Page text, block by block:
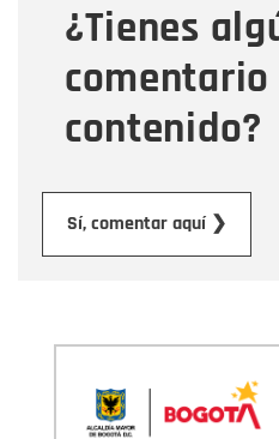
¿Tienes
contenido?
Sí, comentar aquí ❯
Mensaje